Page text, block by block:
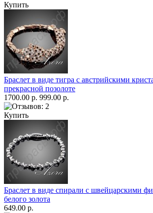
Купить
Браслет в виде тигра с австрийскими
прекрасной позолоте
1700.00 р. 999.00 р.
Купить
Браслет в виде спирали с швейцарскими
белого золота
649.00 р.